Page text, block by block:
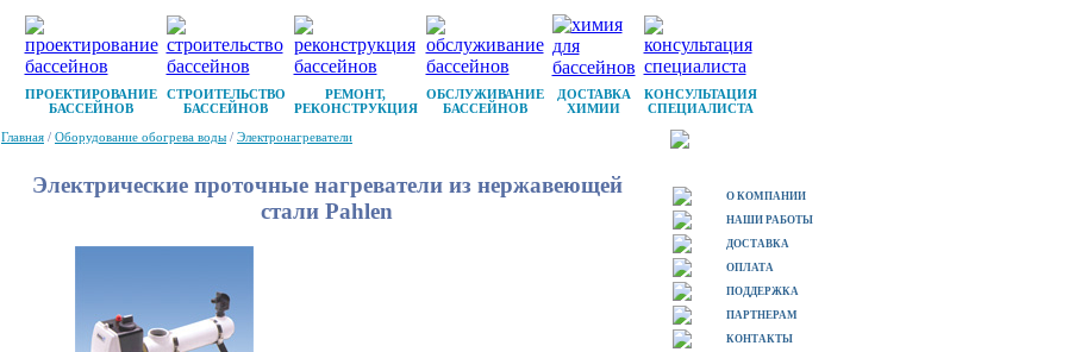
ПРОЕКТИРОВАНИЕ
БАССЕЙНОВ
СТРОИТЕЛЬСТВО
БАССЕЙНОВ
РЕМОНТ,
РЕКОНСТРУКЦИЯ
ОБСЛУЖИВАНИЕ
БАССЕЙНОВ
ДОСТАВКА
ХИМИИ
КОНСУЛЬТАЦИЯ
СПЕЦИАЛИСТА
Главная / Оборудование обогрева воды / Электронагреватели
Электрические проточные нагреватели из нержавеющей
стали Pahlen
О КОМПАНИИ
НАШИ РАБОТЫ
ДОСТАВКА
ОПЛАТА
ПОДДЕРЖКА
ПАРТНЕРАМ
КОНТАКТЫ